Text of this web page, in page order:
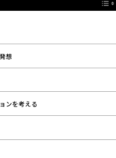
想
ンを考える